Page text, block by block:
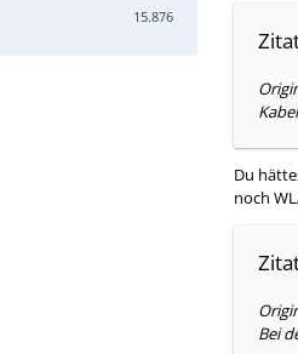
15.876
Du
noch
Bei